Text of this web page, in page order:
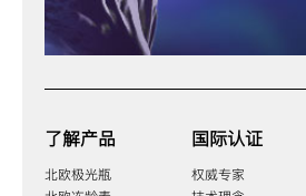
了解产品
北欧极光瓶
国际认证
权威专家